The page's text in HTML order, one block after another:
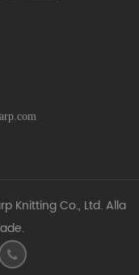
Knitting Co., Ltd. Alla